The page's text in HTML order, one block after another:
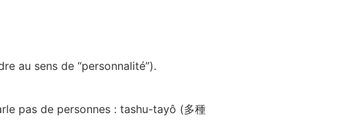
au sens de “personnalité”).
pas de personnes : tashu-tayô (多種